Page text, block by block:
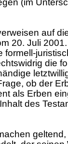
(im
auf
20. Juli
formell-
die
ob der
als Erben
des